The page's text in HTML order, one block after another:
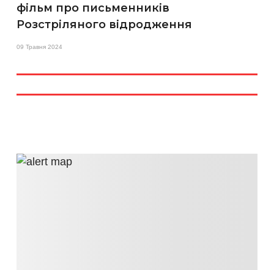
фільм про письменників
Розстріляного відродження
09 Травня 2024